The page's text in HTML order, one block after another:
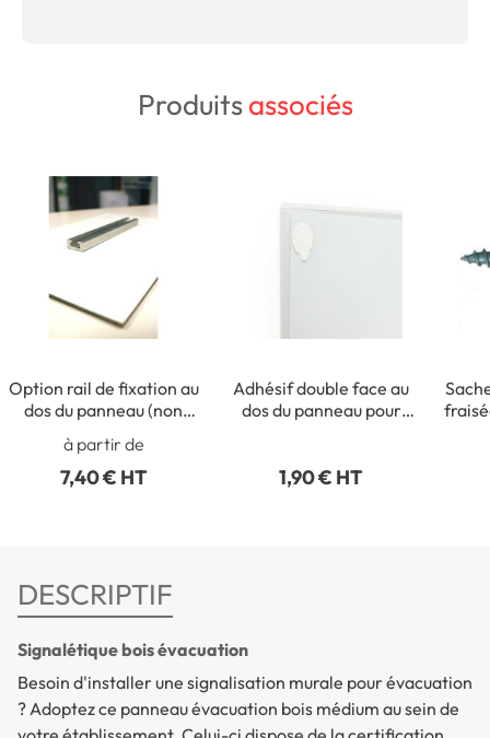
Produitsassociés
Option rail de fixation au
dos du panneau (non
à partir de
7,40 € HT
Adhésif double face au
dos du panneau pour
1,90 € HT
DESCRIPTIF
Signalétique bois évacuation
Besoin d'installer une signalisation murale pour évacuation
? Adoptez ce panneau évacuation bois médium au sein de